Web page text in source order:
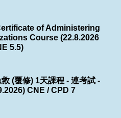
of Administering
Course (22.8.2026
5.5)
(覆修) 1天課程 - 連考試 -
CNE / CPD 7